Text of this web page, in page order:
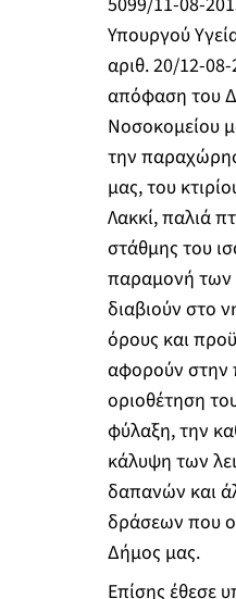
Υπουργού
αριθ. 20/12-
απόφαση του
Νοσοκομείου
την
μας, του
Λακκί, παλιά
στάθμης του
παραμονή των
διαβιούν στο
όρους και
αφορούν στην
οριοθέτηση
φύλαξη, την
κάλυψη των
δαπανών και
δράσεων που
Δήμος μας.
Επίσης έθεσε